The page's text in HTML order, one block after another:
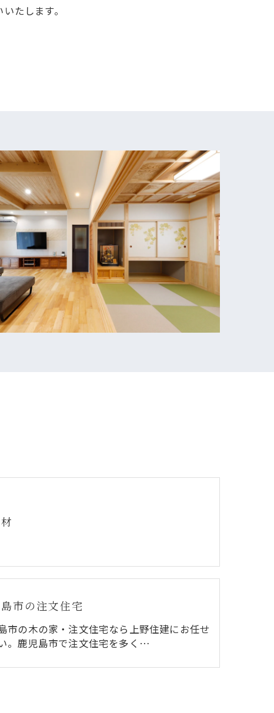
たします。
市の注文住宅
市の木の家・注文住宅なら上野住建にお任せ
。鹿児島市で注文住宅を多く…